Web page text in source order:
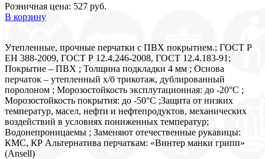
Розничная цена: 527 руб.
В корзину
Утепленные, прочные перчатки с ПВХ покрытием.; ГОСТ Р
EН 388-2009, ГОСТ Р 12.4.246-2008, ГОСТ 12.4.183-91;
Покрытие – ПВХ ; Толщина подкладки 4 мм ; Основа
перчаток – утепленный х/б трикотаж, дублированный
поролоном ; Морозостойкость эксплутационная: до -20°С ;
Морозостойкость покрытия: до -50°С ;Защита от низких
температур, масел, нефти и нефтепродуктов, механических
воздействий в условиях пониженных температур;
Водонепроницаемы ; Заменяют отечественные рукавицы:
КМС, КР Альтернатива перчаткам: «Винтер манки грипп»
(Ansell)